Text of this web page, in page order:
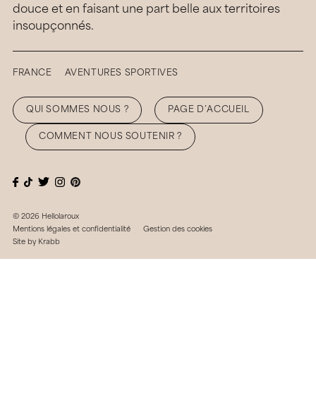
douce et en faisant une part belle aux territoires
insoupçonnés.
FRANCE AVENTURES SPORTIVES
QUI SOMMES NOUS ? PAGE D’ACCUEIL
COMMENT NOUS SOUTENIR ?
© 2026 Hellolaroux
Mentions légales et confidentialité
Gestion des cookies
Site by Krabb